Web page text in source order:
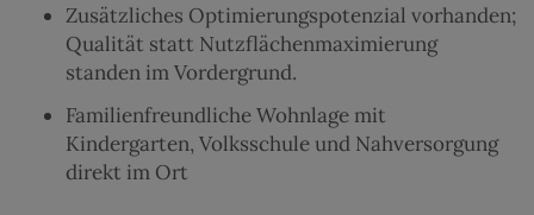
Zusätzliches Optimierungspotenzial vorhanden;
Qualität statt Nutzflächenmaximierung
standen im Vordergrund.
Familienfreundliche Wohnlage mit
Kindergarten, Volksschule und Nahversorgung
direkt im Ort